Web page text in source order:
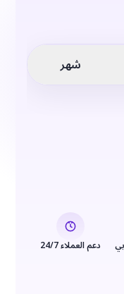
شهر
دعم العملاء 24/7